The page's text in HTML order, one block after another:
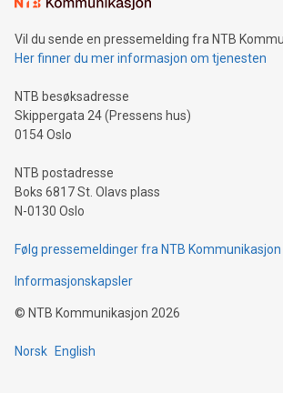
Vil du sende en pressemelding fra NTB
Her finner du mer informasjon om tjenesten
NTB besøksadresse
Skippergata 24 (Pressens hus)
0154 Oslo
NTB postadresse
Boks 6817 St. Olavs plass
N-0130 Oslo
Følg pressemeldinger fra NTB Kommunikasjon
Informasjonskapsler
© NTB Kommunikasjon 2026
Norsk English